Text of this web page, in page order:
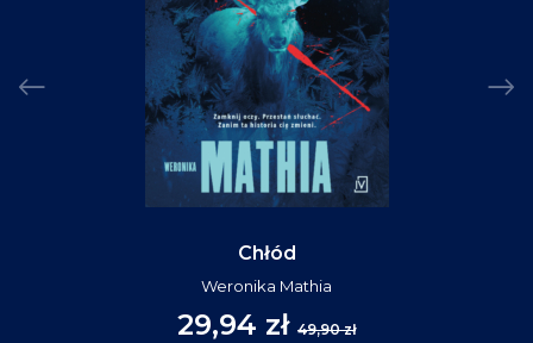
Chłód
Weronika Mathia
29,94 zł 49,90 zł